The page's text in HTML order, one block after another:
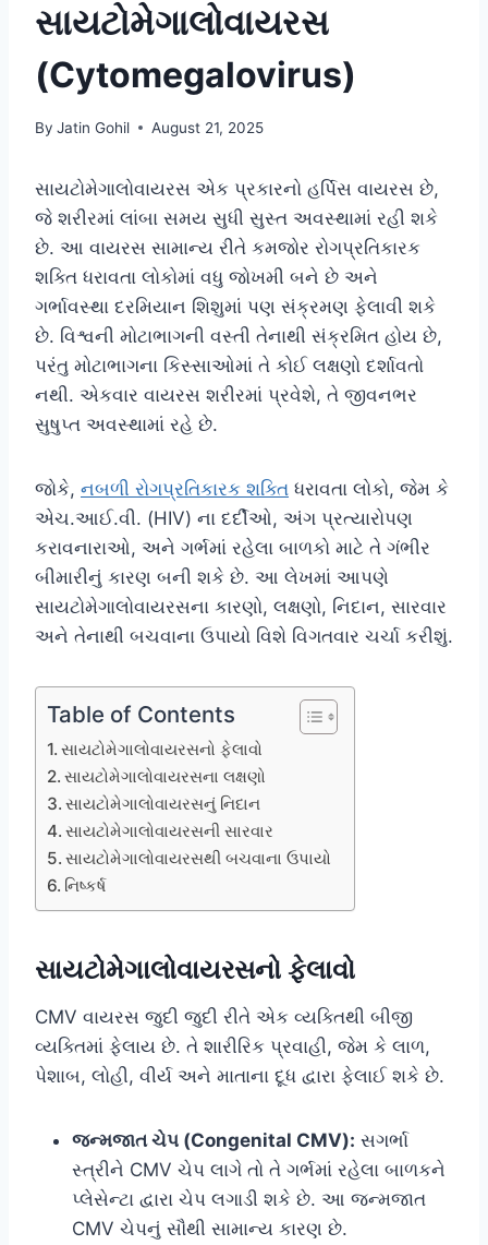
સાયટોમેગાલોવાયરસ
(Cytomegalovirus)
By Jatin Gohil August 21, 2025
સાયટોમેગાલોવાયરસ એક પ્રકારનો હર્પિસ વાયરસ છે,
જે શરીરમાં લાંબા સમય સુધી સુસ્ત અવસ્થામાં રહી શકે
છે. આ વાયરસ સામાન્ય રીતે કમજોર રોગપ્રતિકારક
શક્તિ ધરાવતા લોકોમાં વધુ જોખમી બને છે અને
ગર્ભાવસ્થા દરમિયાન શિશુમાં પણ સંક્રમણ ફેલાવી શકે
છે. વિશ્વની મોટાભાગની વસ્તી તેનાથી સંક્રમિત હોય છે,
પરંતુ મોટાભાગના કિસ્સાઓમાં તે કોઈ લક્ષણો દર્શાવતો
નથી. એકવાર વાયરસ શરીરમાં પ્રવેશે, તે જીવનભર
સુષુપ્ત અવસ્થામાં રહે છે.
જોકે, નબળી રોગપ્રતિકારક શક્તિ ધરાવતા લોકો, જેમ કે
એચ.આઈ.વી. (HIV) ના દર્દીઓ, અંગ પ્રત્યારોપણ
કરાવનારાઓ, અને ગર્ભમાં રહેલા બાળકો માટે તે ગંભીર
બીમારીનું કારણ બની શકે છે. આ લેખમાં આપણે
સાયટોમેગાલોવાયરસના કારણો, લક્ષણો, નિદાન, સારવાર
અને તેનાથી બચવાના ઉપાયો વિશે વિગતવાર ચર્ચા કરીશું.
Table of Contents
સાયટોમેગાલોવાયરસનો ફેલાવો
સાયટોમેગાલોવાયરસના લક્ષણો
સાયટોમેગાલોવાયરસનું નિદાન
સાયટોમેગાલોવાયરસની સારવાર
સાયટોમેગાલોવાયરસથી બચવાના ઉપાયો
નિષ્કર્ષ
સાયટોમેગાલોવાયરસનો ફેલાવો
CMV વાયરસ જુદી જુદી રીતે એક વ્યક્તિથી બીજી
વ્યક્તિમાં ફેલાય છે. તે શારીરિક પ્રવાહી, જેમ કે લાળ,
પેશાબ, લોહી, વીર્ય અને માતાના દૂધ દ્વારા ફેલાઈ શકે છે.
જન્મજાત ચેપ (Congenital CMV): સગર્ભા
સ્ત્રીને CMV ચેપ લાગે તો તે ગર્ભમાં રહેલા બાળકને
પ્લેસેન્ટા દ્વારા ચેપ લગાડી શકે છે. આ જન્મજાત
CMV ચેપનું સૌથી સામાન્ય કારણ છે.